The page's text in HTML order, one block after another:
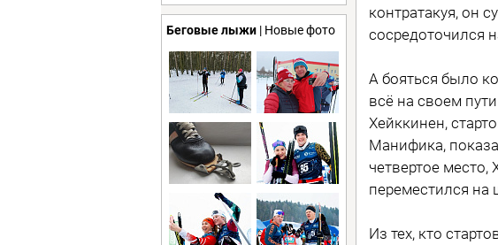
Беговые лыжи | Новые фото
контратакуя, он
сосредоточился
А бояться было
всё на своем
Хейккинен,
Манифика,
четвертое место,
переместился на
Из тех, кто